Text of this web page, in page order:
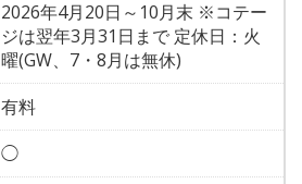
2026年4月20日～10月末 ※コテー
ジは翌年3月31日まで 定休日：火
曜(GW、7・8月は無休)
有料
◯